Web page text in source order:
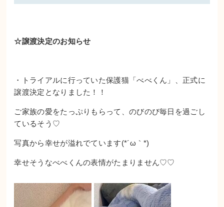
☆譲渡決定のお知らせ
・トライアルに行っていた保護猫「べべくん」、正式に
譲渡決定となりました！！
ご家族の愛をたっぷりもらって、のびのび毎日を過ごし
ているそう♡
写真から幸せが溢れでています(*´ω｀*)
幸せそうなべべくんの表情がたまりません♡♡